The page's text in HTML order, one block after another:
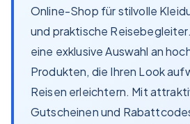
Online-Shop für stilvolle
und praktische
eine exklusive Auswahl an
Produkten, die Ihren Look
Reisen erleichtern. Mit
Gutscheinen und